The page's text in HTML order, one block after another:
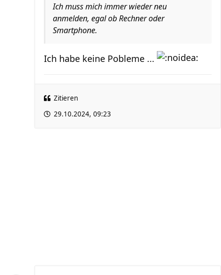
Ich muss mich immer wieder neu
anmelden, egal ob Rechner oder
Smartphone.
Ich habe keine Pobleme ...
Zitieren
29.10.2024, 09:23